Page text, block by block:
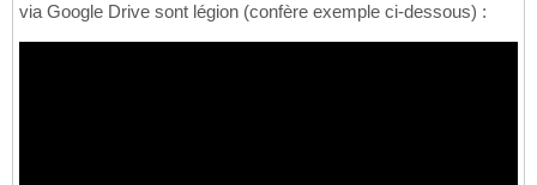
via Google Drive sont légion (confère exemple ci-dessous) :